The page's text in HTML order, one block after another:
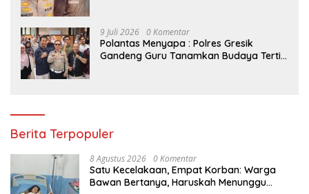
9 Juli 2026 0 Komentar
Polantas Menyapa : Polres Gresik
Gandeng Guru Tanamkan Budaya Tertib
Berita Terpopuler
8 Agustus 2026 0 Komentar
Satu Kecelakaan, Empat Korban: Warga
Bawan Bertanya, Haruskah Menunggu